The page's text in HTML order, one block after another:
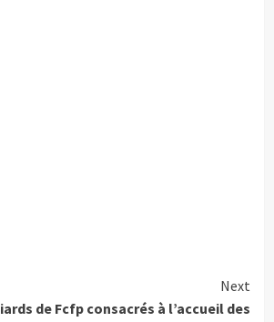
Next
de Fcfp consacrés à l’accueil des